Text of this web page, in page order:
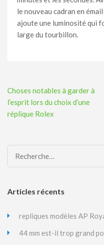
le nouveau cadran en
ajoute une luminosité qui
large du tourbillon.
Navigation
de
l’article
Choses notables à garder à
l’esprit lors du choix d’une
réplique Rolex
Rechercher :
Articles récents
repliques modèles AP
44 mm est-il trop grand